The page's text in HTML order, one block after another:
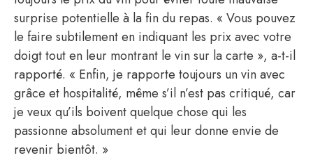
surprise potentielle à la fin du repas. « Vous pouvez
le faire subtilement en indiquant les prix avec votre
doigt tout en leur montrant le vin sur la carte », a-t-il
rapporté. « Enfin, je rapporte toujours un vin avec
grâce et hospitalité, même s’il n’est pas critiqué, car
je veux qu’ils boivent quelque chose qui les
passionne absolument et qui leur donne envie de
revenir bientôt. »